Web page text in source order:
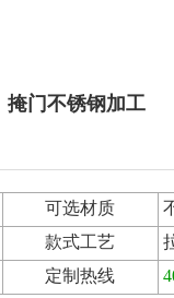
掩门不锈钢加工
可选材质
款式工艺
定制热线